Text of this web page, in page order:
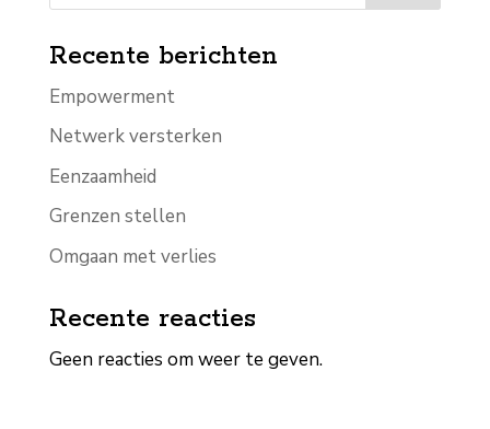
Recente berichten
Empowerment
Netwerk versterken
Eenzaamheid
Grenzen stellen
Omgaan met verlies
Recente reacties
Geen reacties om weer te geven.